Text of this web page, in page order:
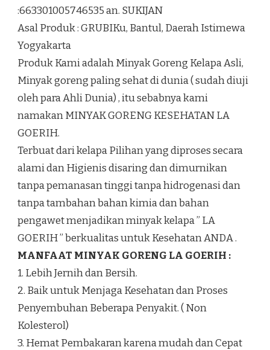
:663301005746535 an. SUKIJAN
Asal Produk : GRUBIKu, Bantul, Daerah Istimewa
Yogyakarta
Produk Kami adalah Minyak Goreng Kelapa Asli,
Minyak goreng paling sehat di dunia ( sudah diuji
oleh para Ahli Dunia) , itu sebabnya kami
namakan MINYAK GORENG KESEHATAN LA
GOERIH.
Terbuat dari kelapa Pilihan yang diproses secara
alami dan Higienis disaring dan dimurnikan
tanpa pemanasan tinggi tanpa hidrogenasi dan
tanpa tambahan bahan kimia dan bahan
pengawet menjadikan minyak kelapa ” LA
GOERIH ” berkualitas untuk Kesehatan ANDA .
MANFAAT MINYAK GORENG LA GOERIH :
1. Lebih Jernih dan Bersih.
2. Baik untuk Menjaga Kesehatan dan Proses
Penyembuhan Beberapa Penyakit. ( Non
Kolesterol)
3. Hemat Pembakaran karena mudah dan Cepat